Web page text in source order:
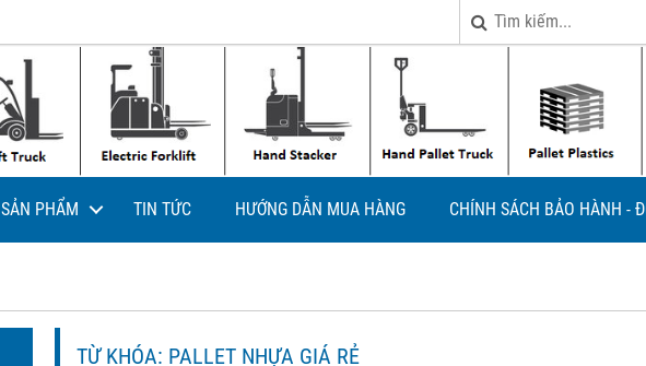
SẢN PHẨM TIN TỨC HƯỚNG DẪN MUA HÀNG CHÍNH SÁCH BẢO HÀNH -
TỪ KHÓA: PALLET NHỰA GIÁ RẺ